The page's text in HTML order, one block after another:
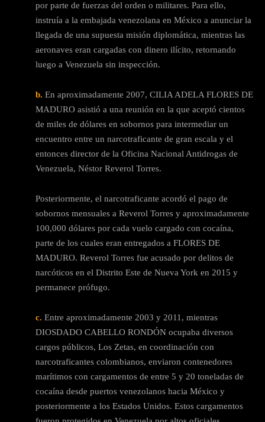
por parte de fuerzas del orden o militares. Para ello,
instruía a la embajada venezolana en México a anunciar la
llegada de una supuesta misión diplomática, mientras las
aeronaves eran cargadas con dinero ilícito, retornando
luego a Venezuela sin inspección.
b. En aproximadamente 2007, CILIA ADELA FLORES DE
MADURO asistió a una reunión en la que aceptó cientos
de miles de dólares en sobornos para intermediar un
encuentro entre un narcotraficante de gran escala y el
entonces director de la Oficina Nacional Antidrogas de
Venezuela, Néstor Reverol Torres.
Posteriormente, el narcotraficante acordó el pago de
sobornos mensuales a Reverol Torres y aproximadamente
100,000 dólares por cada vuelo cargado con cocaína,
parte de los cuales eran entregados a FLORES DE
MADURO. Reverol Torres fue acusado por delitos de
narcóticos en el Distrito Este de Nueva York en 2015 y
permanece prófugo.
c. Entre aproximadamente 2003 y 2011, mientras
DIOSDADO CABELLO RONDÓN ocupaba diversos
cargos públicos, Los Zetas, en coordinación con
narcotraficantes colombianos, enviaron contenedores
marítimos con cargamentos de entre 5 y 20 toneladas de
cocaína desde puertos venezolanos hacia México y
posteriormente a los Estados Unidos. Estos cargamentos